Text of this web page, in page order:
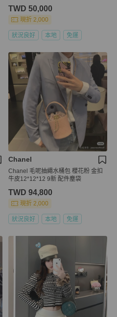
TWD 50,000
現折 2,000
狀況良好 本地 免運
Chanel
Chanel 毛呢抽繩水桶包 櫻花粉 金扣
牛皮12*12*12 9新 配件塵袋
TWD 94,800
現折 2,000
狀況良好 本地 免運